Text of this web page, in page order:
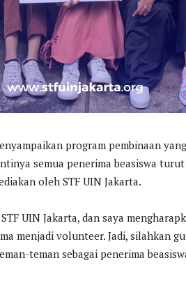
program pembinaan
semua penerima beasiswa
oleh STF UIN Jakarta.
UIN Jakarta, dan saya
menjadi volunteer. Jadi, silahkan
teman sebagai penerima